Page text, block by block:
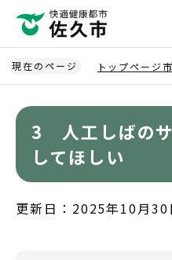
ペ
ー
ジ
現在のページ トップページ
3 人工しばの
してほしい
更新日：2025年10月30